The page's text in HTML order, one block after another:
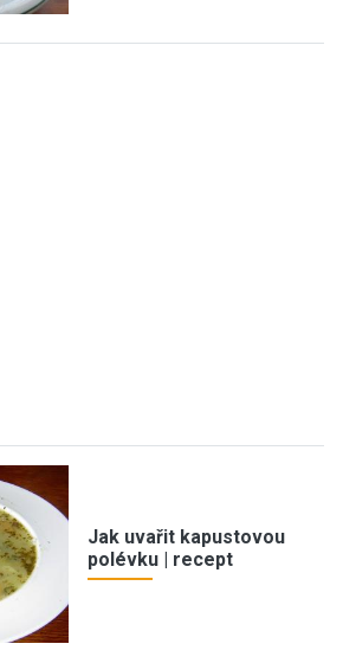
Jak uvařit kapustovou
polévku | recept